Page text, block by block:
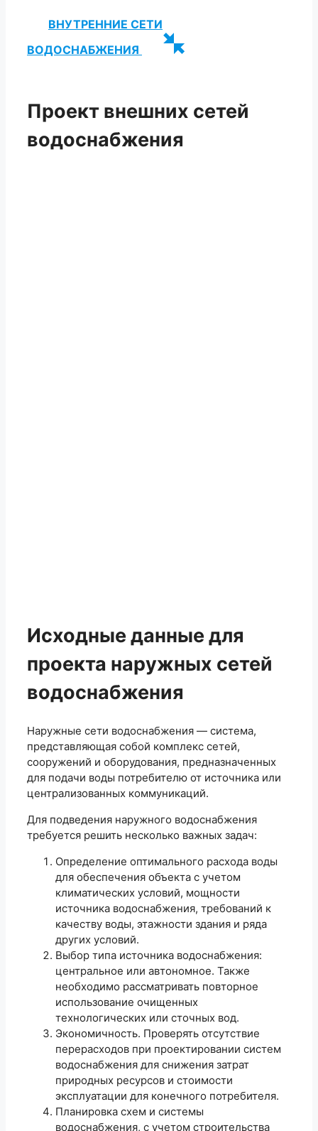
ВНУТРЕННИЕ СЕТИ
ВОДОСНАБЖЕНИЯ
Проект внешних сетей
водоснабжения
Исходные данные для
проекта наружных сетей
водоснабжения
Наружные сети водоснабжения — система,
представляющая собой комплекс сетей,
сооружений и оборудования, предназначенных
для подачи воды потребителю от источника или
централизованных коммуникаций.
Для подведения наружного водоснабжения
требуется решить несколько важных задач:
Определение оптимального расхода воды
для обеспечения объекта с учетом
климатических условий, мощности
источника водоснабжения, требований к
качеству воды, этажности здания и ряда
других условий.
Выбор типа источника водоснабжения:
центральное или автономное. Также
необходимо рассматривать повторное
использование очищенных
технологических или сточных вод.
Экономичность. Проверять отсутствие
перерасходов при проектировании систем
водоснабжения для снижения затрат
природных ресурсов и стоимости
эксплуатации для конечного потребителя.
Планировка схем и системы
водоснабжения, с учетом строительства